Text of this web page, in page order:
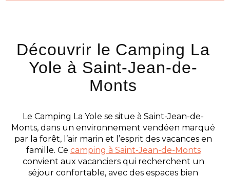
Découvrir le Camping La
Yole à Saint-Jean-de-
Monts
Le Camping La Yole se situe à Saint-Jean-de-
Monts, dans un environnement vendéen marqué
par la forêt, l’air marin et l’esprit des vacances en
famille. Ce camping à Saint-Jean-de-Monts
convient aux vacanciers qui recherchent un
séjour confortable, avec des espaces bien